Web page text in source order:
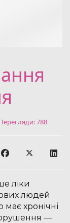
788
ліки
людей
має хронічні
—